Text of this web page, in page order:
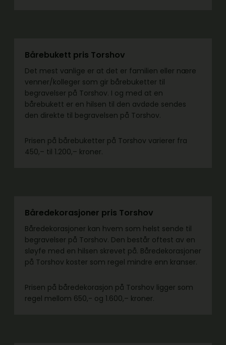
Bårebukett pris Torshov
Det mest vanlige er at det er familien eller nære
venner/kolleger som gir bårebuketter til
begravelser på Torshov. I og med at en
bårebukett er en hilsen til den avdøde sendes
den direkte til begravelsen på Torshov.
Prisen på bårebuketter på Torshov varierer fra
450,– til 1.200,– kroner.
Båredekorasjoner pris Torshov
Båredekorasjoner kan hvem som helst sende til
begravelser på Torshov. Den består oftest av en
sløyfe med en hilsen skrevet på. Båredekorasjoner
på Torshov koster som regel mindre enn kranser.
Prisen på båredekorasjon på Torshov ligger som
regel mellom 650,- og 1.600,– kroner.